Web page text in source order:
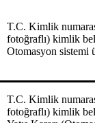
T.C. Kimlik
fotoğraflı) kimlik
Otomasyon sistemi
T.C. Kimlik
fotoğraflı) kimlik